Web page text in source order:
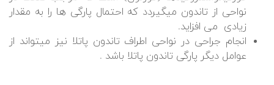
نواحی از تاندون میگیردد که احتمال پارگی ها را به مقدار
زیادی می افزاید.
انجام جراحی در نواحی اطراف تاندون پاتلا نیز میتواند از
عوامل دیگر پارگی تاندون پاتلا باشد .